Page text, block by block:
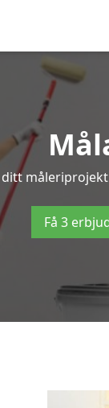
Få 3